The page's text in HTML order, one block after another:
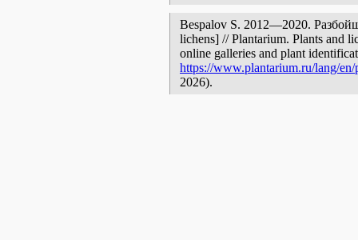
Bespalov S. 2012—2020.
lichens] // Plantarium. Plants and
online galleries and plant
https://www.plantarium.ru/lang/
2026).